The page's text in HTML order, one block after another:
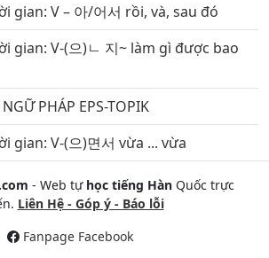
Giao thông phần 2
loại trái cây
gia đình & họ hàng
phần 1
phần 2
trong phòng tắm
& số thứ tự
gian: V – 아/어서 rồi, và, sau đó
gian: V-(으)ㄴ 지~ làm gì được bao
PHÁP EPS-TOPIK
gian: V-(으)면서 vừa ... vừa
- Web tự học tiếng HànQuốc trực
Liên Hệ - Góp ý - Báo lỗi
Fanpage Facebook